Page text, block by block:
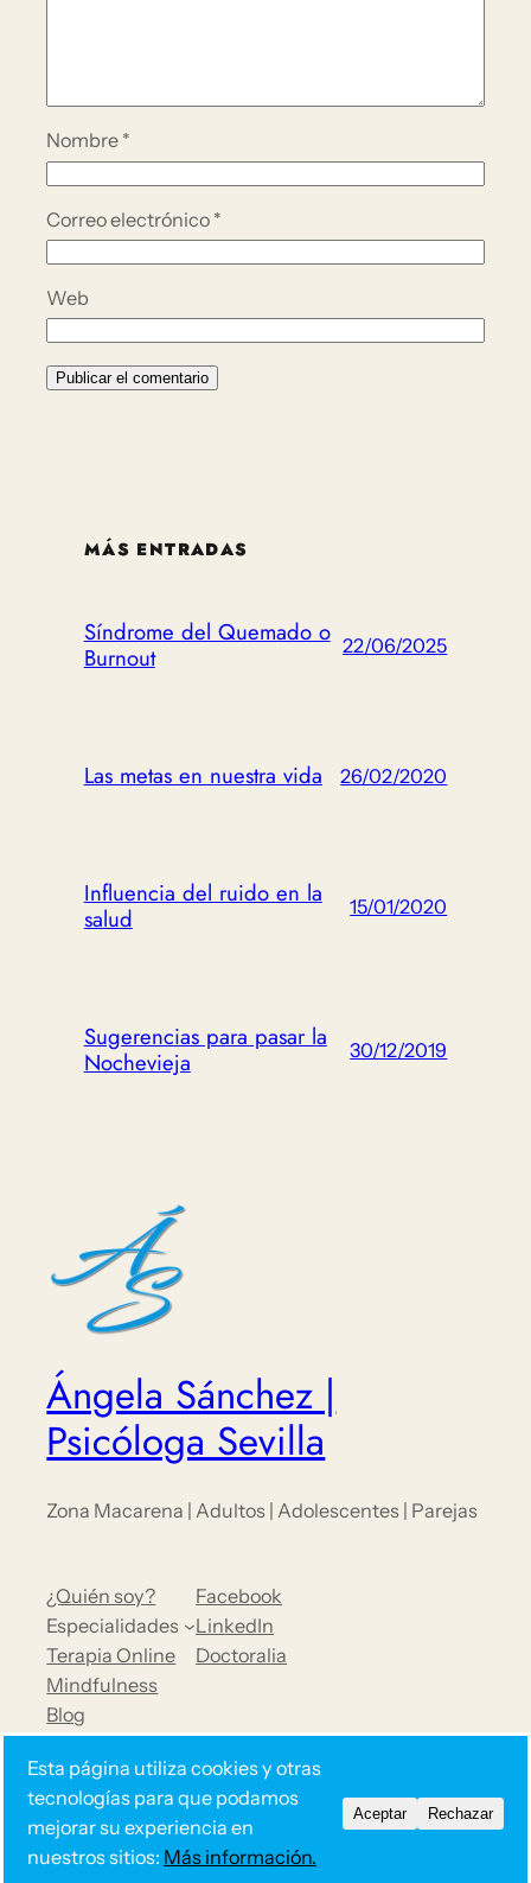
Nombre *
Correo electrónico *
Web
MÁS ENTRADAS
Síndrome del Quemado o
Burnout
22/06/2025
Las metas en nuestra vida 26/02/2020
Influencia del ruido en la
salud
15/01/2020
Sugerencias para pasar la
Nochevieja
30/12/2019
Ángela Sánchez |
Psicóloga Sevilla
Zona Macarena | Adultos | Adolescentes | Parejas
¿Quién soy?
Especialidades
Terapia Online
Mindfulness
Blog
Opiniones
Contacto
Facebook
LinkedIn
Doctoralia
Esta página utiliza cookies y otras
tecnologías para que podamos
mejorar su experiencia en
nuestros sitios: Más información.
Aceptar Rechazar